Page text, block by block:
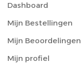
Dashboard
Mijn Bestellingen
Mijn Beoordelingen
Mijn profiel